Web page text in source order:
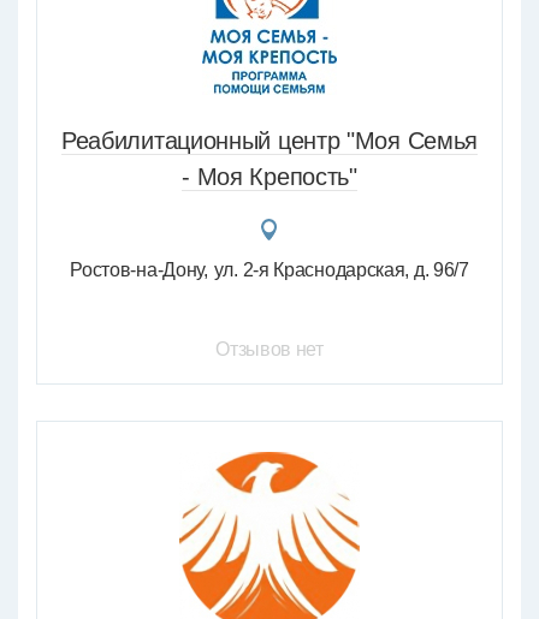
Реабилитационный центр "Моя Семья
- Моя Крепость"
Ростов-на-Дону ул. 2-я Краснодарская, д. 96/7
Отзывов нет